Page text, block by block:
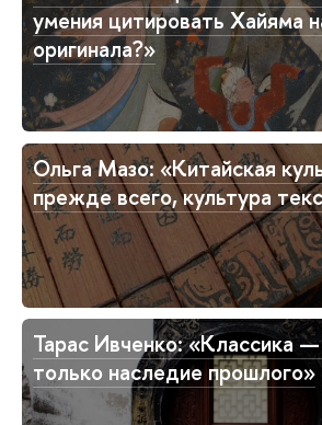
умения цитировать Хайяма
оригинала?»
Ольга Мазо: «Китайская
прежде всего, культура
Тарас Ивченко: «Классика
только наследие прошлого»